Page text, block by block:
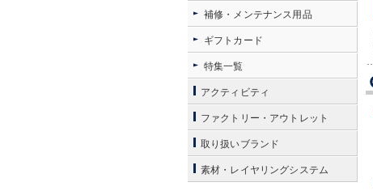
補修・メンテナンス用品
ギフトカード
特集一覧
アクティビティ
ファクトリー・アウトレット
取り扱いブランド
素材・レイヤリングシステム